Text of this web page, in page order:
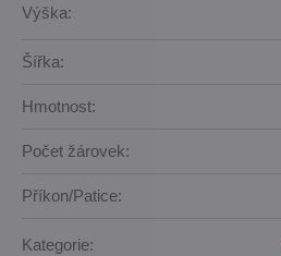
Výška:
Šířka:
Hmotnost:
Počet žárovek:
Příkon/Patice:
Kategorie: